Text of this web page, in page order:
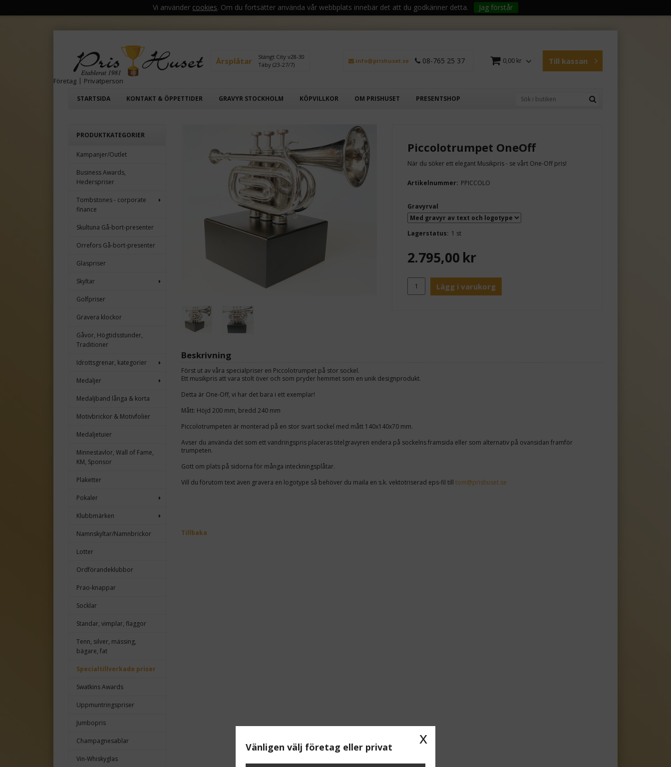
Vi använder cookies. Om du fortsätter använda vår webbplats innebär det att du godkänner detta. Jag förstår
Årsplåtar
Stängt City v28-30
Täby (23-27/7)
info@prishuset.se 08-765 25 37 0,00 kr Till kassan
STARTSIDA KONTAKT & ÖPPETTIDER GRAVYR STOCKHOLM KÖPVILLKOR OM PRISHUSET PRESENTSHOP
Företag | Privatperson
PRODUKTKATEGORIER
Kampanjer/Outlet
Business Awards,
Hederspriser
Tombstones - corporate
finance
Skultuna Gå-bort-presenter
Orrefors Gå-bort-presenter
Glaspriser
Skyltar
Golfpriser
Gravera klockor
Gåvor, Högtidsstunder,
Traditioner
Idrottsgrenar, kategorier
Medaljer
Medaljband långa & korta
Motivbrickor & Motivfolier
Medaljetuier
Minnestavlor, Wall of Fame,
KM, Sponsor
Plaketter
Pokaler
Klubbmärken
Namnskyltar/Namnbrickor
Lotter
Ordförandeklubbor
Prao-knappar
Socklar
Standar, vimplar, flaggor
Tenn, silver, mässing,
bägare, fat
Specialtillverkade priser
Swatkins Awards
Uppmuntringspriser
Jumbopris
Champagnesablar
Vin-Whiskyglas
Piccolotrumpet OneOff
När du söker ett elegant Musikpris - se vårt One-Off pris!
Artikelnummer: PPICCOLO
Gravyrval
Lagerstatus: 1 st
2.795,00 kr
Lägg i varukorg
Beskrivning
Först ut av våra specialpriser en Piccolotrumpet på stor sockel.
Ett musikpris att vara stolt över och som pryder hemmet som en unik designprodukt.
Detta är One-Off, vi har det bara i ett exemplar!
Mått: Höjd 200 mm, bredd 240 mm
Piccolotrumpeten är monterad på en stor svart sockel med mått 140x140x70 mm.
Avser du använda det som ett vandringspris placeras titelgravyren endera på sockelns framsida eller som alternativ på ovansidan framför
trumpeten.
Gott om plats på sidorna för många inteckningsplåtar.
Vill du förutom text även gravera en logotype så behöver du maila en s.k. vektotriserad eps-fil till tom@prishuset.se
Tillbaka
x
Vänligen välj företag eller privat